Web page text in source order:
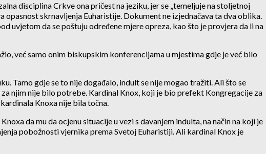
disciplina Crkve ona pričest na jeziku, jer se „temeljuje na stoljetnoj
skrnavljenja Euharistije. Dokument ne izjednačava ta dva oblika.
uvjetom da se poštuju određene mjere opreza, kao što je provjera da li na
već samo onim biskupskim konferencijama u mjestima gdje je već bilo
Tamo gdje se to nije događalo, indult se nije mogao tražiti. Ali što se
njim nije bilo potrebe. Kardinal Knox, koji je bio prefekt Kongregacije za
Knoxa nije bila točna.
da mu da ocjenu situacije u vezi s davanjem indulta, na način na koji je
pobožnosti vjernika prema Svetoj Euharistiji. Ali kardinal Knox je